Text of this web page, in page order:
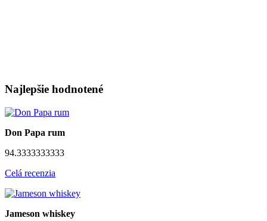
Najlepšie hodnotené
Don Papa rum
94.3333333333
Celá recenzia
Jameson whiskey